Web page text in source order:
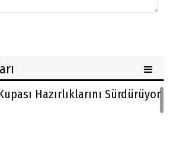
Hazırlıklarını Sürdürüyor